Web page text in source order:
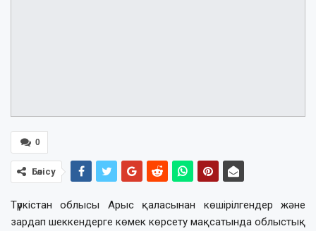
0
Бөлісу
Түркістан облысы Арыс қаласынан көшірілгендер және
зардап шеккендерге көмек көрсету мақсатында облыстық